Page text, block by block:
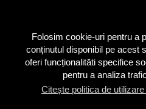
Folosim cookie-uri pentru a
conținutul disponibil pe acest
oferi funcționalităti specifice
pentru a analiza
Citește politica de
Scaune vizitator Scaune
Scaune de conferință